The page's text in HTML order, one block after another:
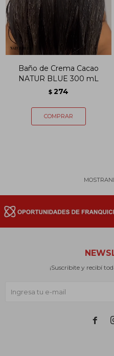
Baño de Crema Cacao
NATUR BLUE 300 mL
$ 274
¡Suscribite y recibí
